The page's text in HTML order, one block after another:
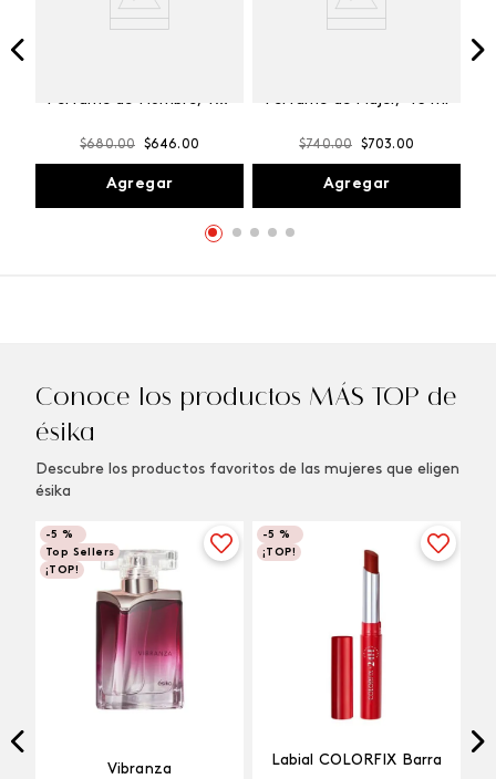
Perfume de Hombre, 100
$680.00 $646.00
Agregar
Perfume de Mujer, 45 ml
$740.00 $703.00
Agregar
Conoce los productos MÁS TOP de
ésika
Descubre los productos favoritos de las mujeres que eligen
ésika
-5 %
Top Sellers
¡TOP!
Vibranza
-5 %
¡TOP!
Labial COLORFIX Barra